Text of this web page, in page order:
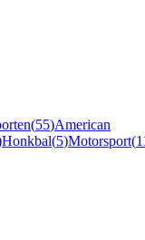
(55)American
Honkbal(5)Motorsport(